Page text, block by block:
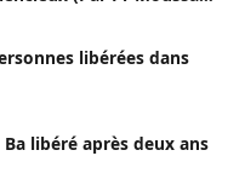
libérées dans
libéré après deux ans